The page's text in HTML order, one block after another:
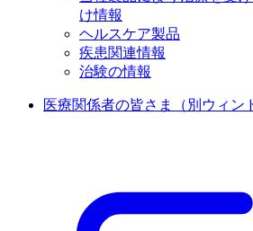
け情報
ヘルスケア製品
疾患関連情報
治験の情報
医療関係者の皆さま （別ウィン